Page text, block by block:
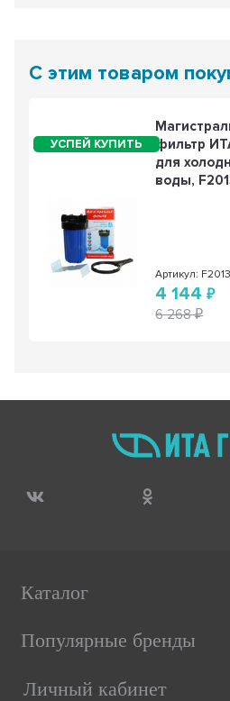
С этим товаром
фильтр
для
воды,
Артикул:
4 144
6 268
Каталог
Популярные бренды
Личный кабинет